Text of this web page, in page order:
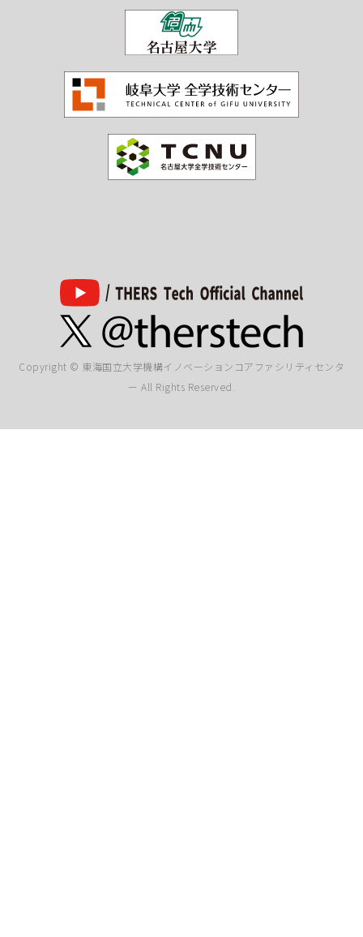
Copyright © 東海国立大学機構イノベーションコアファシリティセンタ
ー All Rights Reserved.